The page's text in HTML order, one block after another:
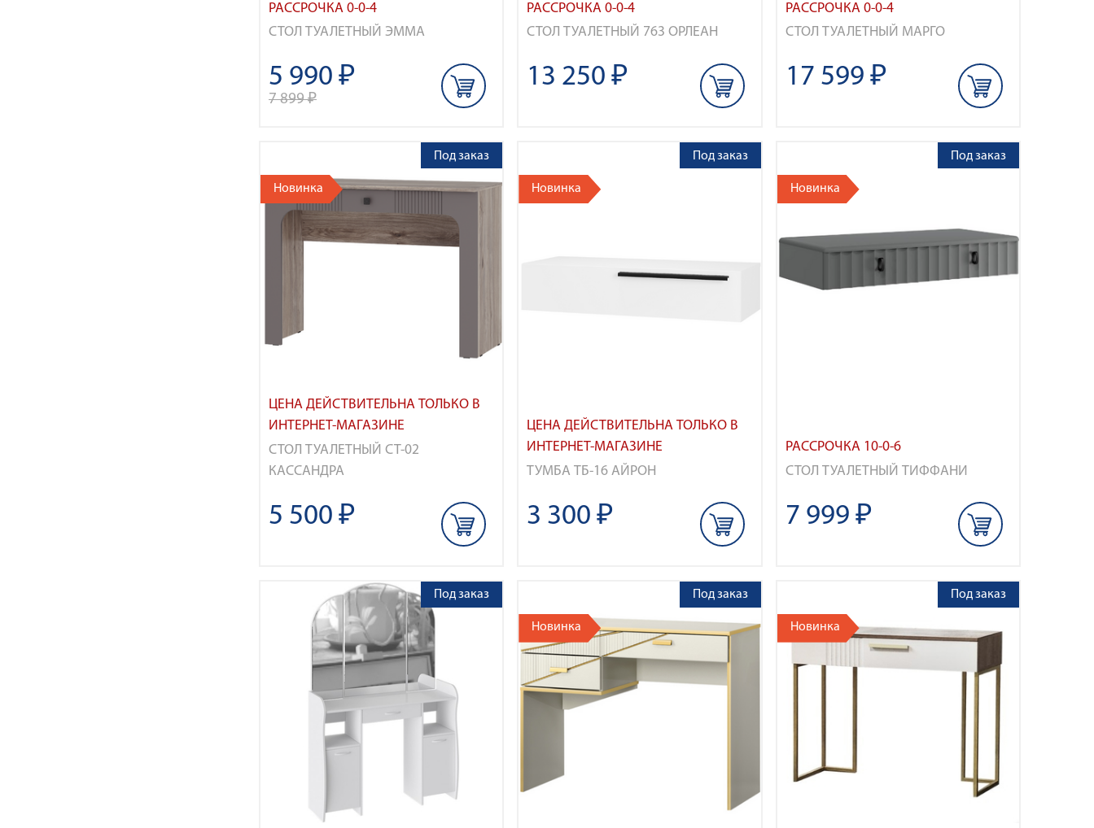
РАССРОЧКА 0-0-4
СТОЛ ТУАЛЕТНЫЙ ЭММА
5 990 ₽
7 899 ₽
РАССРОЧКА 0-0-4
СТОЛ ТУАЛЕТНЫЙ 763 ОРЛЕАН
13 250 ₽
РАССРОЧКА 0-0-4
СТОЛ ТУАЛЕТНЫЙ МАРГО
17 599 ₽
ЦЕНА ДЕЙСТВИТЕЛЬНА ТОЛЬКО В
ИНТЕРНЕТ-МАГАЗИНЕ
СТОЛ ТУАЛЕТНЫЙ СТ-02
КАССАНДРА
Новинка
Под заказ
5 500 ₽
ЦЕНА ДЕЙСТВИТЕЛЬНА ТОЛЬКО В
ИНТЕРНЕТ-МАГАЗИНЕ
ТУМБА ТБ-16 АЙРОН
Новинка
Под заказ
3 300 ₽
РАССРОЧКА 10-0-6
СТОЛ ТУАЛЕТНЫЙ ТИФФАНИ
Новинка
Под заказ
7 999 ₽
Под заказ
Новинка
Под заказ
Новинка
Под заказ